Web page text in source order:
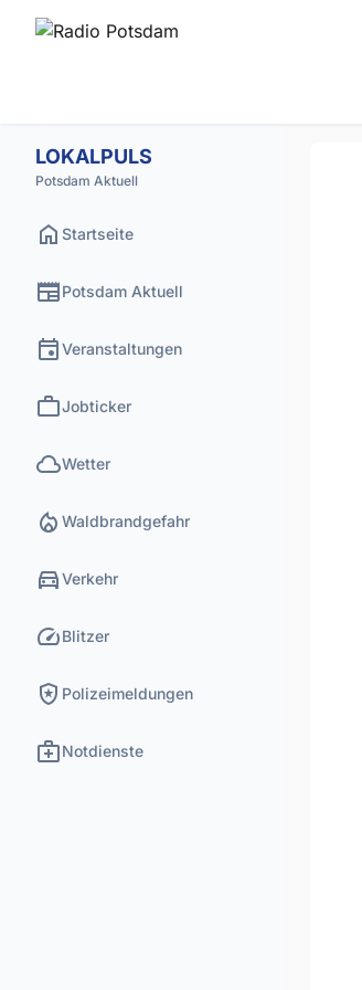
LOKALPULS
Potsdam Aktuell
home Startseite
newspaperPotsdam Aktuell
eventVeranstaltungen
workJobticker
cloudWetter
local_fire_department Waldbrandgefahr
directions_carVerkehr
speedBlitzer
local_police Polizeimeldungen
medical_servicesNotdienste